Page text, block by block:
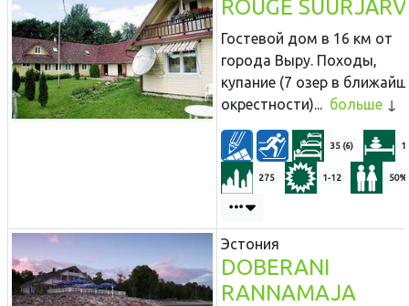
RÕUGE SUURJÄRV
Гостевой дом в 16 км от
города Выру. Походы,
купание (7 озер в
окрестности)... больше
35 (6)
275 1-12 50%
Эстония
DOBERANI
RANNAMAJA